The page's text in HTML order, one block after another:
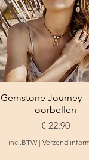
Snel overzicht
Gemstone Journey -
oorbellen
Prijs
€ 22,90
incl.BTW |Verzend